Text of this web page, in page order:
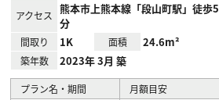
アクセス
熊本市上熊本線「段山町駅」徒歩5
分
間取り 1K 面積 24.6m²
築年数 2023年 3月 築
プラン名・期間 月額目安